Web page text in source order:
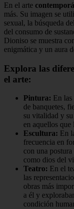
En el arte
más. Su imagen se
sexual, la búsqueda
del consumo de
Dioniso se muestra
enigmática y un aura
Explora las
el arte:
Pintura: En las
de banquetes,
su vitalidad y
en aquellos que
Escultura: En
frecuencia en
con una
como dios del
Teatro: En el
las
obras más
a él y
condición